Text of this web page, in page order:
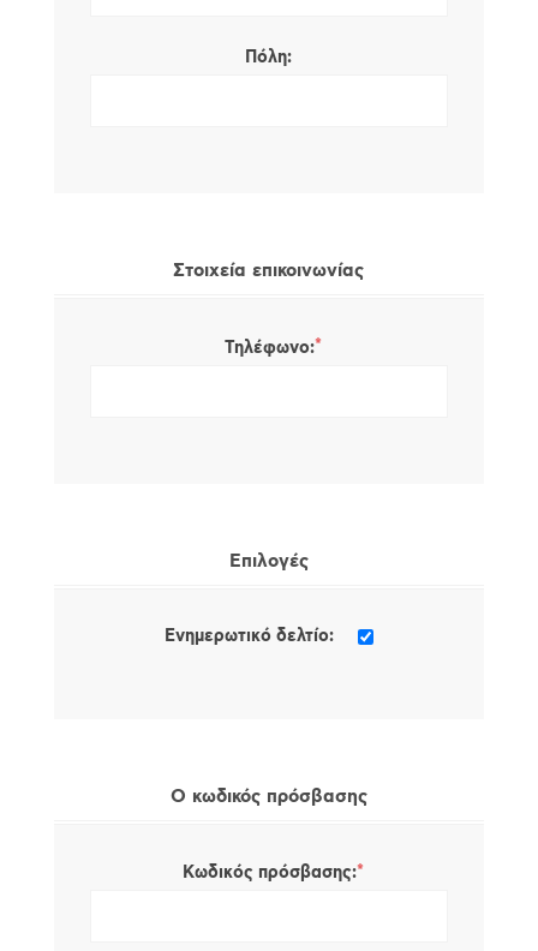
Πόλη:
Στοιχεία επικοινωνίας
Τηλέφωνο:*
Επιλογές
Ενημερωτικό δελτίο:
Ο κωδικός πρόσβασης
Κωδικός πρόσβασης:*